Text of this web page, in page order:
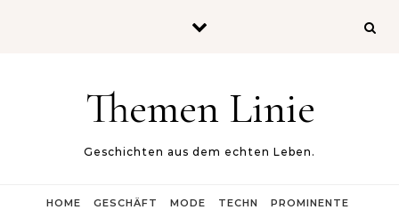
Themen Linie
Geschichten aus dem echten Leben.
HOME GESCHÄFT MODE TECHN PROMINENTE